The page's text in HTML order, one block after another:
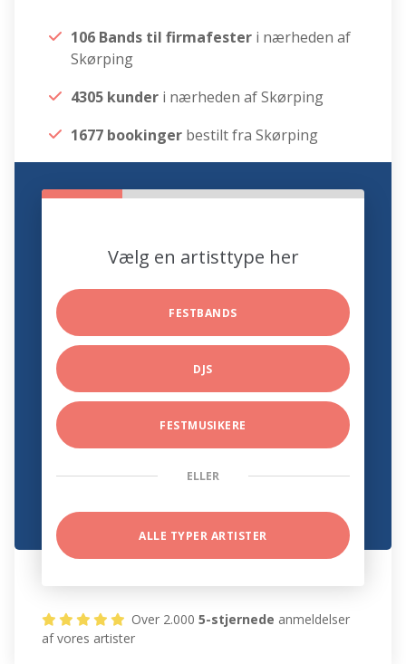
106 Bands til firmafester i nærheden af
Skørping
4305 kunder i nærheden af Skørping
1677 bookinger bestilt fra Skørping
Vælg en artisttype her
FESTBANDS
DJS
FESTMUSIKERE
ELLER
ALLE TYPER ARTISTER
Over 2.0005-stjernede anmeldelser
af vores artister